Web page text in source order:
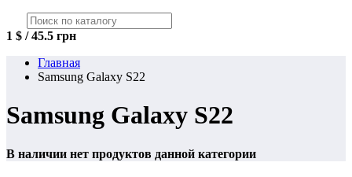
1 $ / 45.5 грн
Главная
Samsung Galaxy S22
Samsung Galaxy S22
В наличии нет продуктов данной категории